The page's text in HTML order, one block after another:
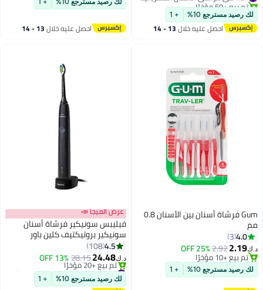
#24 في فراشي الأسنان الكهربائية
لك رصيد مسترجع 10% + 1
احصل عليه خلال 13 - 14
لك رصيد مسترجع 10% + 1
احصل عليه خلال 13 - 14
Gum فرشاة أسنان بين الأسنان 0.8
مم
4.0
3
د.ك‏2.19
2.92
25% OFF
تم بيع +10 مؤخرًا
تم بيع +10 مؤخرًا
لك رصيد مسترجع 10% + 1
عرض الميجا 📣
فيليبس سونيكير فرشاة أسنان
سونيكير بروتيكتيف كلين باور
4.5
108
د.ك‏24.48
28.15
13% OFF
#25 في فراشي الأسنان الكهربائية
أقل سعر في 7 يوم
تم بيع +20 مؤخرًا
لك رصيد مسترجع 10% + 1